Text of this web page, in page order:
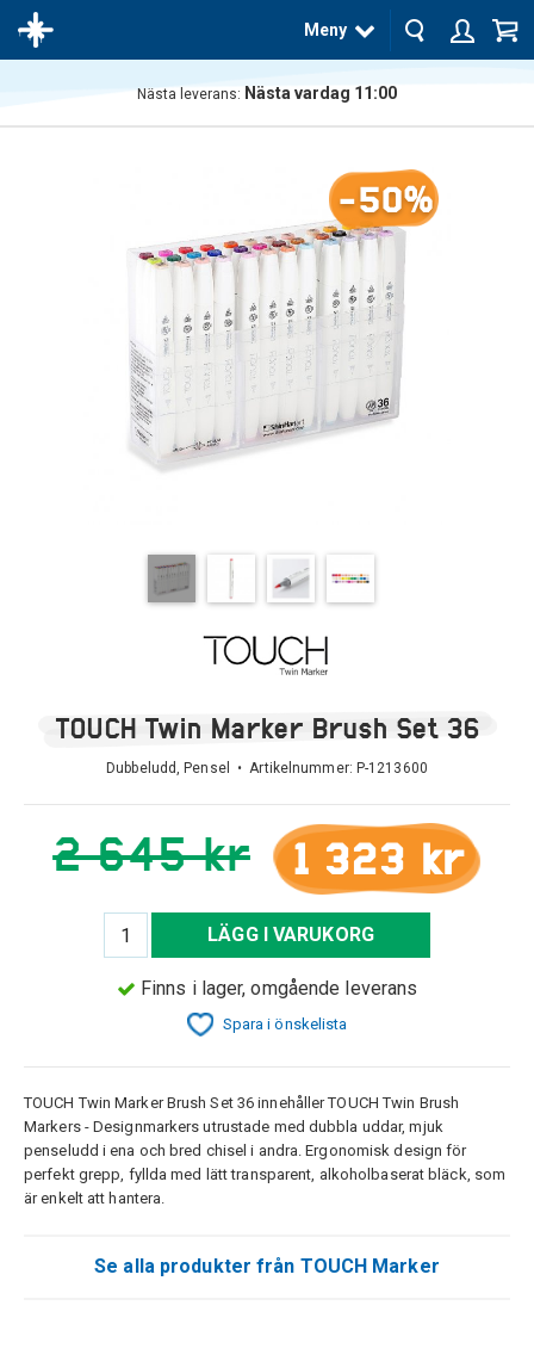
Meny
Nästa leverans: Nästa vardag 11:00
-50%
TOUCH Twin Marker Brush Set 36
Dubbeludd, Pensel • Artikelnummer: P-1213600
2 645 kr 1 323 kr
LÄGG I VARUKORG
Finns i lager, omgående leverans
Spara i önskelista
TOUCH Twin Marker Brush Set 36 innehåller TOUCH Twin Brush
Markers - Designmarkers utrustade med dubbla uddar, mjuk
penseludd i ena och bred chisel i andra. Ergonomisk design för
perfekt grepp, fyllda med lätt transparent, alkoholbaserat bläck, som
är enkelt att hantera.
Se alla produkter från TOUCH Marker